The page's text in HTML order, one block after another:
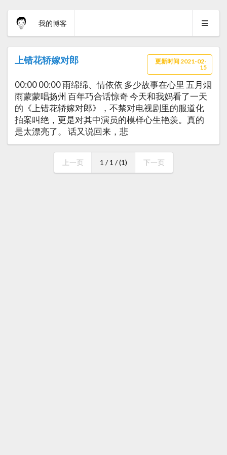
我的博客
上错花轿嫁对郎
更新时间 2021-02-
15
00:00 00:00 雨绵绵、情依依 多少故事在心里 五月烟
雨蒙蒙唱扬州 百年巧合话惊奇 今天和我妈看了一天
的《上错花轿嫁对郎》，不禁对电视剧里的服道化
拍案叫绝，更是对其中演员的模样心生艳羡。真的
是太漂亮了。 话又说回来，悲
上一页 1 / 1 / (1) 下一页